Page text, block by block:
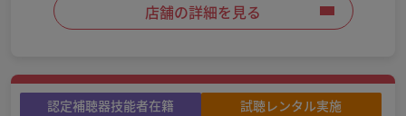
店舗の詳細を見る
認定補聴器技能者在籍
試聴レンタル実施